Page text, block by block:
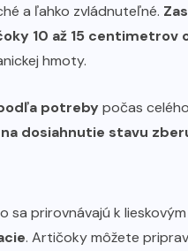
a ľahko zvládnuteľné.
10 až 15 centimetrov
hmoty.
potrebypočas
dosiahnutie stavu
sa prirovnávajú k
. Artičoky môžete